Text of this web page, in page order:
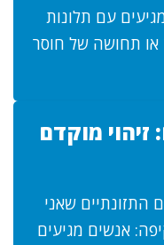
עם תלונות
או תחושה של חוסר
זיהוי מוקדם
התזונתיים שאני
אנשים מגיעים